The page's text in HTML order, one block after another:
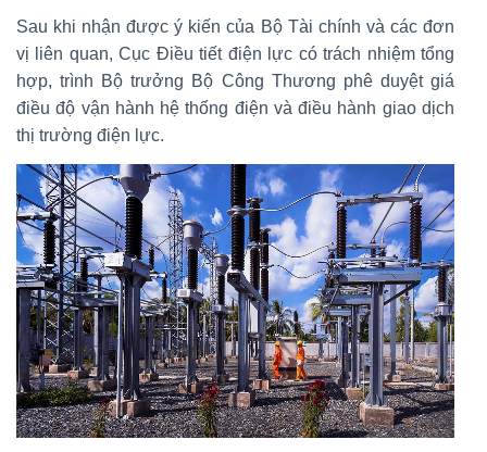
Sau khi nhận được ý kiến của Bộ Tài chính và các đơn
vị liên quan, Cục Điều tiết điện lực có trách nhiệm tổng
hợp, trình Bộ trưởng Bộ Công Thương phê duyệt giá
điều độ vận hành hệ thống điện và điều hành giao dịch
thị trường điện lực.